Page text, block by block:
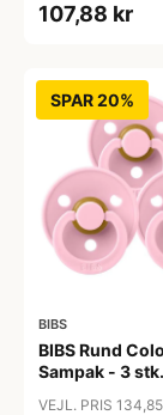
107,88 kr
SPAR 20%
BIBS
BIBS Rund
Sampak - 3
VEJL. PRIS